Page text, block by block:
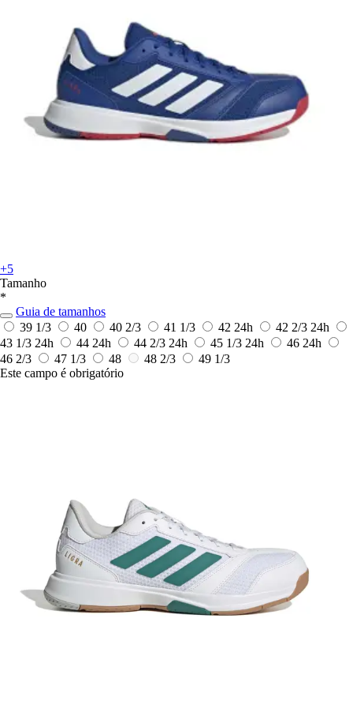
+5
Tamanho
*
Guia de tamanhos
39 1/3
40 40 2/3 41 1/3 42 24h 42 2/3 24h
43 1/3 24h 44 24h 44 2/3 24h 45 1/3 24h 46 24h
46 2/3
47 1/3 48 48 2/3
49 1/3
Este campo é obrigatório